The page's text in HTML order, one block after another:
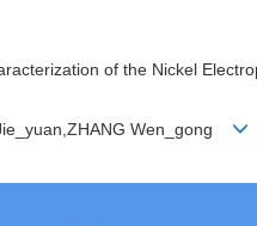
of the Nickel
Wen_gong